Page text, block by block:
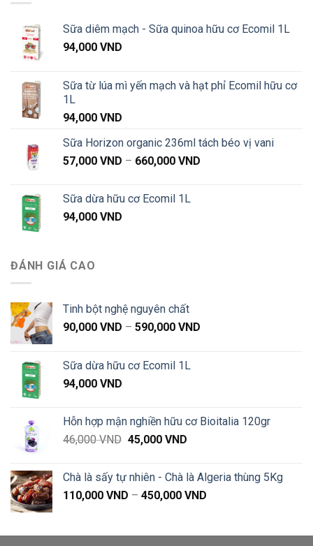
1,020,000 VND
Sữa diêm mạch - Sữa quinoa hữu cơ Ecomil 1L
94,000 VND
Sữa từ lúa mì yến mạch và hạt phỉ Ecomil hữu cơ
1L
94,000 VND
Sữa Horizon organic 236ml tách béo vị vani
57,000 VND – 660,000 VND
Sữa dừa hữu cơ Ecomil 1L
94,000 VND
ĐÁNH GIÁ CAO
Tinh bột nghệ nguyên chất
90,000 VND – 590,000 VND
Sữa dừa hữu cơ Ecomil 1L
94,000 VND
Hỗn hợp mận nghiền hữu cơ Bioitalia 120gr
46,000VND Giá
46,000 VND.
45,000 VNDGiá
là:
45,000 VND.
Chà là sấy tự nhiên - Chà là Algeria thùng 5Kg
110,000 VND – 450,000 VND
110,000 VND